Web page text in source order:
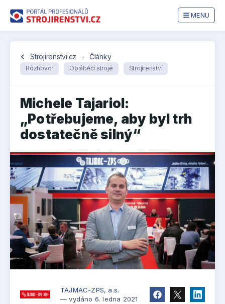
MENU
chevron_left Strojirenstvi.cz - Články
Rozhovor Obráběcí stroje Strojírenství
Michele Tajariol:
„Potřebujeme, aby byl trh
dostatečně silný“
TAJMAC-ZPS, a.s.
— vydáno 6. ledna 2021